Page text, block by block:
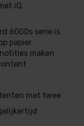
iQ.
6000s serie is
papier.
maken
met twee